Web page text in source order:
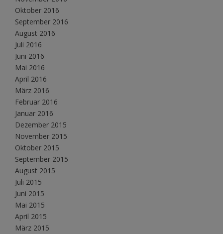
Oktober 2016
September 2016
August 2016
Juli 2016
Juni 2016
Mai 2016
April 2016
März 2016
Februar 2016
Januar 2016
Dezember 2015
November 2015
Oktober 2015
September 2015
August 2015
Juli 2015
Juni 2015
Mai 2015
April 2015
März 2015